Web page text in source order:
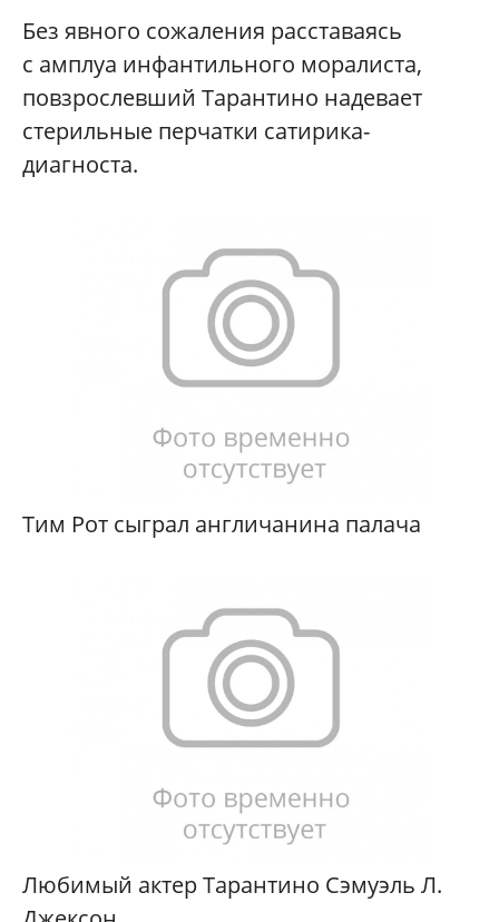
Без явного сожаления расставаясь
с амплуа инфантильного моралиста,
повзрослевший Тарантино надевает
стерильные перчатки сатирика-
диагноста.
Тим Рот сыграл англичанина палача
Любимый актер Тарантино Сэмуэль Л.